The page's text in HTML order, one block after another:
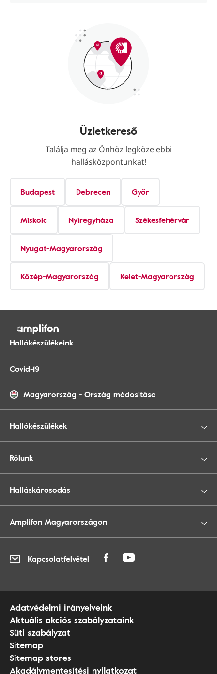
Üzletkereső
Találja meg az Önhöz legközelebbi
hallásközpontunkat!
Budapest Debrecen Győr
Miskolc Nyíregyháza Székesfehérvár
Nyugat-Magyarország
Közép-Magyarország Kelet-Magyarország
Hallókészülékeink
Covid-19
Magyarország - Ország módosítása
Hallókészülékek
Rólunk
Halláskárosodás
Amplifon Magyarországon
Kapcsolatfelvétel
Adatvédelmi irányelveink
Aktuális akciós szabályzataink
Süti szabályzat
Sitemap
Sitemap stores
Akadálymentesítési nyilatkozat